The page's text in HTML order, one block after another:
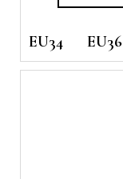
EU34 EU36